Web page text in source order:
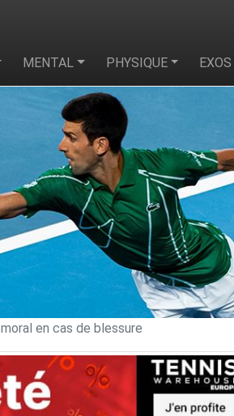
MENTAL PHYSIQUE EXOS
en cas de blessure